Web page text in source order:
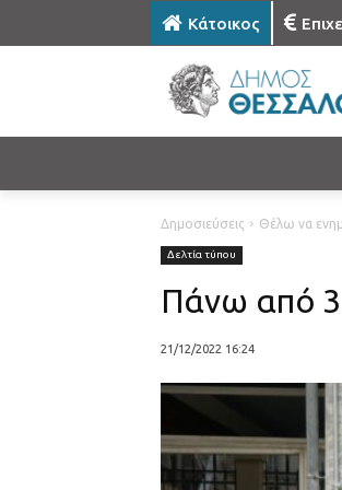
Κάτοικος
Δημοσιεύσεις Θέλω να
Δελτία τύπου
Πάνω από
21/12/2022 16:24